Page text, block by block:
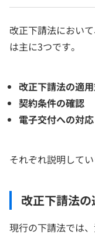
改正下請法におい
は主に3つです。
改正下請法の適
契約条件の確認
電子交付への対応
それぞれ説明してい
改正下請法
現行の下請法では